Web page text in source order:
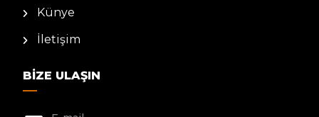
Künye
İletişim
BIZE ULAŞIN